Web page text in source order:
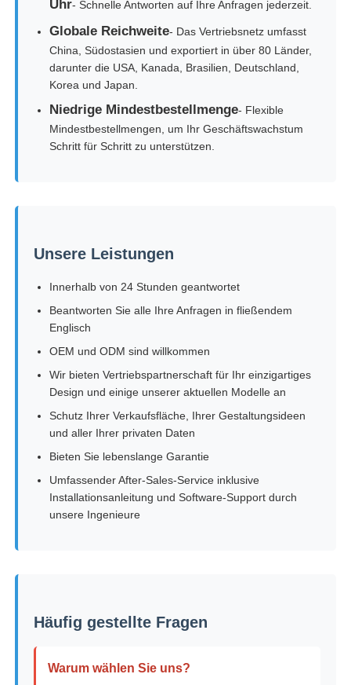
Uhr- Schnelle Antworten auf Ihre Anfragen jederzeit.
Globale Reichweite- Das Vertriebsnetz umfasst
China, Südostasien und exportiert in über 80 Länder,
darunter die USA, Kanada, Brasilien, Deutschland,
Korea und Japan.
Niedrige Mindestbestellmenge- Flexible
Mindestbestellmengen, um Ihr Geschäftswachstum
Schritt für Schritt zu unterstützen.
Unsere Leistungen
Innerhalb von 24 Stunden geantwortet
Beantworten Sie alle Ihre Anfragen in fließendem
Englisch
OEM und ODM sind willkommen
Wir bieten Vertriebspartnerschaft für Ihr einzigartiges
Design und einige unserer aktuellen Modelle an
Schutz Ihrer Verkaufsfläche, Ihrer Gestaltungsideen
und aller Ihrer privaten Daten
Bieten Sie lebenslange Garantie
Umfassender After-Sales-Service inklusive
Installationsanleitung und Software-Support durch
unsere Ingenieure
Häufig gestellte Fragen
Warum wählen Sie uns?